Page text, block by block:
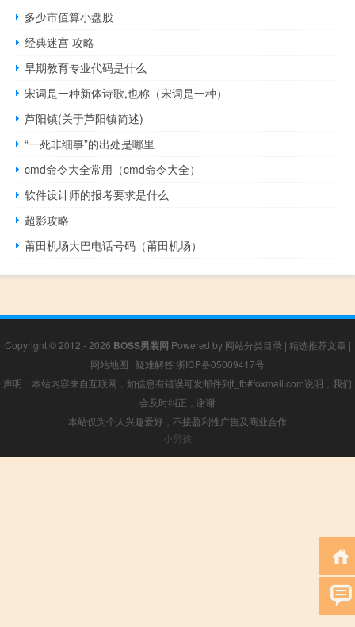
多少市值算小盘股
经典迷宫 攻略
早期教育专业代码是什么
宋词是一种新体诗歌,也称（宋词是一种）
芦阳镇(关于芦阳镇简述)
“一死非细事”的出处是哪里
cmd命令大全常用（cmd命令大全）
软件设计师的报考要求是什么
超影攻略
莆田机场大巴电话号码（莆田机场）
Copyright © 2012 - 2026 BOSS男装网 Powered by 网站分类目录 | 精选推荐文章 |
网站地图 | 疑难解答 浙ICP备05009417号
声明：本站内容来自互联网，如信息有错误可发邮件到f_fb#foxmail.com说明，我们
会及时纠正，谢谢
本站仅为个人兴趣爱好，不接盈利性广告及商业合作
小男孩